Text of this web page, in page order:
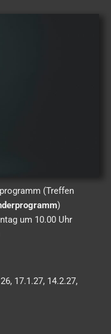
(Treffen
)
um 10.00 Uhr
17.1.27, 14.2.27,